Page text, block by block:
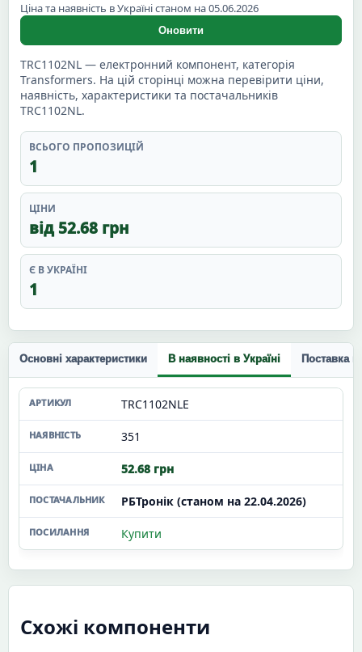
Ціна та наявність в Україні станом на 05.06.2026
Оновити
TRC1102NL — електронний компонент, категорія
Transformers. На цій сторінці можна перевірити ціни,
наявність, характеристики та постачальників
TRC1102NL.
ВСЬОГО ПРОПОЗИЦІЙ
1
ЦІНИ
від 52.68 грн
Є В УКРАЇНІ
1
Основні характеристики В наявності в Україні Поставка
TRC1102NLE
351
52.68 грн
РБТронік (станом на 22.04.2026)
Купити
Схожі компоненти